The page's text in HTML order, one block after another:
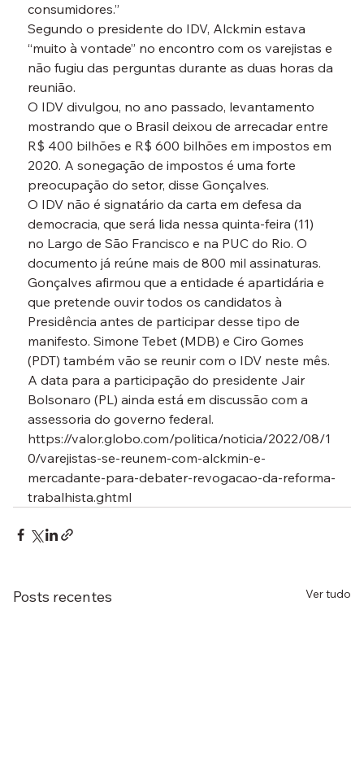
consumidores.”
Segundo o presidente do IDV, Alckmin estava
“muito à vontade” no encontro com os varejistas e
não fugiu das perguntas durante as duas horas da
reunião.
O IDV divulgou, no ano passado, levantamento
mostrando que o Brasil deixou de arrecadar entre
R$ 400 bilhões e R$ 600 bilhões em impostos em
2020. A sonegação de impostos é uma forte
preocupação do setor, disse Gonçalves.
O IDV não é signatário da carta em defesa da
democracia, que será lida nessa quinta-feira (11)
no Largo de São Francisco e na PUC do Rio. O
documento já reúne mais de 800 mil assinaturas.
Gonçalves afirmou que a entidade é apartidária e
que pretende ouvir todos os candidatos à
Presidência antes de participar desse tipo de
manifesto. Simone Tebet (MDB) e Ciro Gomes
(PDT) também vão se reunir com o IDV neste mês.
A data para a participação do presidente Jair
Bolsonaro (PL) ainda está em discussão com a
assessoria do governo federal.
https://valor.globo.com/politica/noticia/2022/08/1
0/varejistas-se-reunem-com-alckmin-e-
mercadante-para-debater-revogacao-da-reforma-
trabalhista.ghtml
Posts recentes Ver tudo